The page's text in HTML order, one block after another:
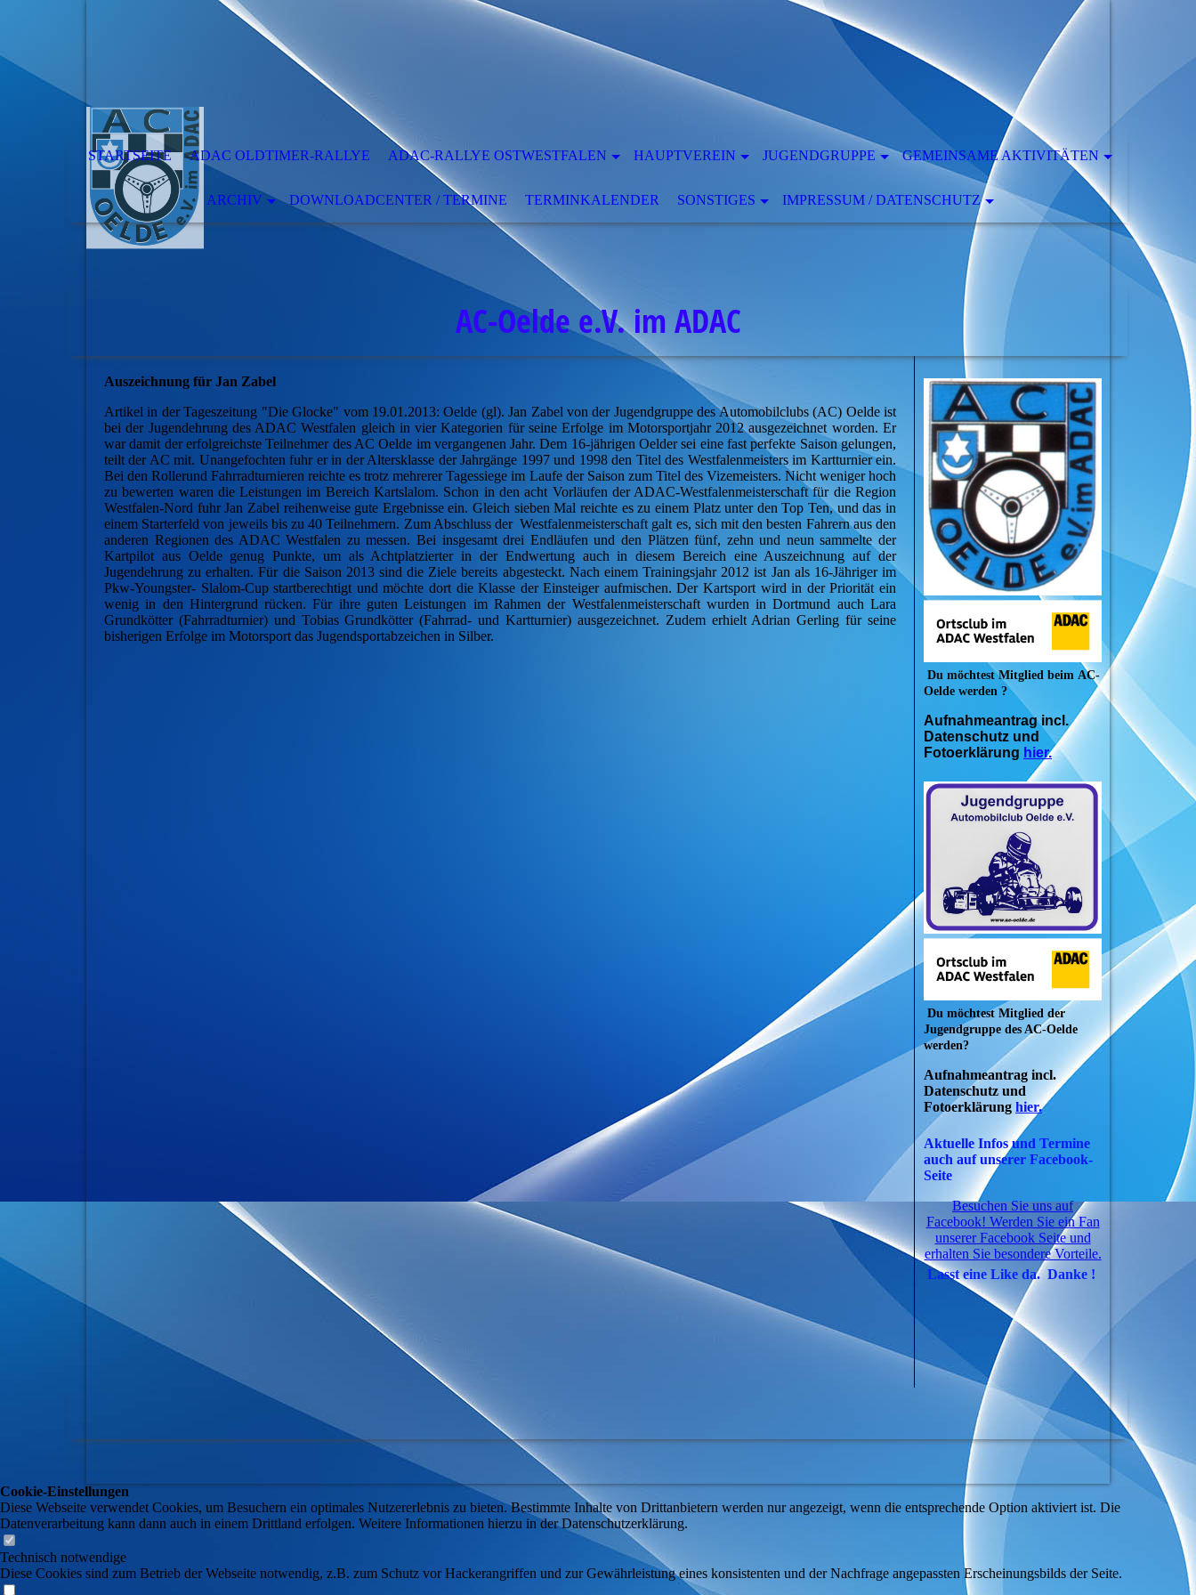
STARTSEITE ADAC OLDTIMER-RALLYE ADAC-RALLYE OSTWESTFALEN HAUPTVEREIN JUGENDGRUPPE GEMEINSAME AKTIVITÄTEN
ARCHIV DOWNLOADCENTER / TERMINE TERMINKALENDER SONSTIGES IMPRESSUM / DATENSCHUTZ
AC-Oelde e.V. im ADAC
Auszeichnung für Jan Zabel
Artikel in der Tageszeitung "Die Glocke" vom 19.01.2013: Oelde (gl). Jan Zabel von der Jugendgruppe des Automobilclubs (AC) Oelde ist
bei der Jugendehrung des ADAC Westfalen gleich in vier Kategorien für seine Erfolge im Motorsportjahr 2012 ausgezeichnet worden. Er
war damit der erfolgreichste Teilnehmer des AC Oelde im vergangenen Jahr. Dem 16-jährigen Oelder sei eine fast perfekte Saison gelungen,
teilt der AC mit. Unangefochten fuhr er in der Altersklasse der Jahrgänge 1997 und 1998 den Titel des Westfalenmeisters im Kartturnier ein.
Bei den Rollerund Fahrradturnieren reichte es trotz mehrerer Tagessiege im Laufe der Saison zum Titel des Vizemeisters. Nicht weniger hoch
zu bewerten waren die Leistungen im Bereich Kartslalom. Schon in den acht Vorläufen der ADAC-Westfalenmeisterschaft für die Region
Westfalen-Nord fuhr Jan Zabel reihenweise gute Ergebnisse ein. Gleich sieben Mal reichte es zu einem Platz unter den Top Ten, und das in
einem Starterfeld von jeweils bis zu 40 Teilnehmern. Zum Abschluss der Westfalenmeisterschaft galt es, sich mit den besten Fahrern aus den
anderen Regionen des ADAC Westfalen zu messen. Bei insgesamt drei Endläufen und den Plätzen fünf, zehn und neun sammelte der
Kartpilot aus Oelde genug Punkte, um als Achtplatzierter in der Endwertung auch in diesem Bereich eine Auszeichnung auf der
Jugendehrung zu erhalten. Für die Saison 2013 sind die Ziele bereits abgesteckt. Nach einem Trainingsjahr 2012 ist Jan als 16-Jähriger im
Pkw-Youngster- Slalom-Cup startberechtigt und möchte dort die Klasse der Einsteiger aufmischen. Der Kartsport wird in der Priorität ein
wenig in den Hintergrund rücken. Für ihre guten Leistungen im Rahmen der Westfalenmeisterschaft wurden in Dortmund auch Lara
Grundkötter (Fahrradturnier) und Tobias Grundkötter (Fahrrad- und Kartturnier) ausgezeichnet. Zudem erhielt Adrian Gerling für seine
bisherigen Erfolge im Motorsport das Jugendsportabzeichen in Silber.
Du möchtest Mitglied beim AC-
Oelde werden ?
Aufnahmeantrag incl.
Datenschutz und
Fotoerklärung hier.
Du möchtest Mitglied der
Jugendgruppe des AC-Oelde
werden?
Aufnahmeantrag incl.
Datenschutz und
Fotoerklärung hier.
Aktuelle Infos und Termine
auch auf unserer Facebook-
Seite
Besuchen Sie uns auf
Facebook! Werden Sie ein Fan
unserer Facebook Seite und
erhalten Sie besondere Vorteile.
Lasst eine Like da. Danke !
Cookie-Einstellungen
Diese Webseite verwendet Cookies, um Besuchern ein optimales Nutzererlebnis zu bieten. Bestimmte Inhalte von Drittanbietern werden nur angezeigt, wenn die entsprechende Option aktiviert ist. Die
Datenverarbeitung kann dann auch in einem Drittland erfolgen. Weitere Informationen hierzu in der Datenschutzerklärung.
Technisch notwendige
Diese Cookies sind zum Betrieb der Webseite notwendig, z.B. zum Schutz vor Hackerangriffen und zur Gewährleistung eines konsistenten und der Nachfrage angepassten Erscheinungsbilds der Seite.